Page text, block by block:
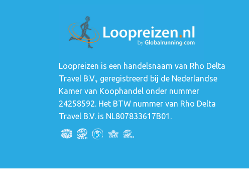
Loopreizen is een handelsnaam van Rho Delta
Travel B.V., geregistreerd bij de Nederlandse
Kamer van Koophandel onder nummer
24258592. Het BTW nummer van Rho Delta
Travel B.V. is NL807833617B01.